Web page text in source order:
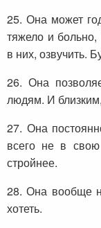
25. Она может
тяжело и больно,
в них, озвучить.
26. Она
людям. И
27. Она
всего не в
стройнее.
28. Она вообще
хотеть.